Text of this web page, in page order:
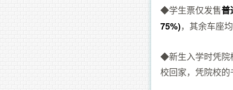
◆学生票仅发售普
75%)，其余车座
◆新生入学时凭院
校回家，凭院校的